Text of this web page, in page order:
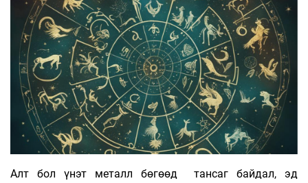
Алт бол үнэт металл бөгөөд тансаг байдал, эд